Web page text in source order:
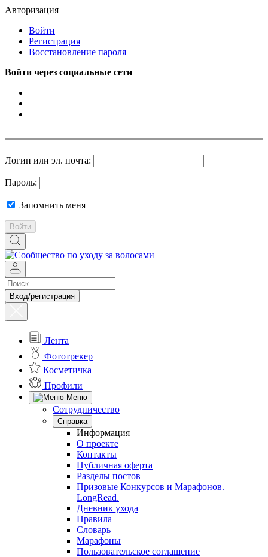
Авторизация
Войти
Регистрация
Восстановление пароля
Войти через социальные сети
Логин или эл. почта:
Пароль:
Запомнить меня
Войти
Вход/регистрация
Лента
Фототрекер
Косметичка
Профили
Меню
Сотрудничество
Справка
Информация
О проекте
Контакты
Публичная оферта
Разделы постов
Призовые Конкурсов и Марафонов.
LongRead.
Дневник ухода
Правила
Словарь
Марафоны
Пользовательское соглашение